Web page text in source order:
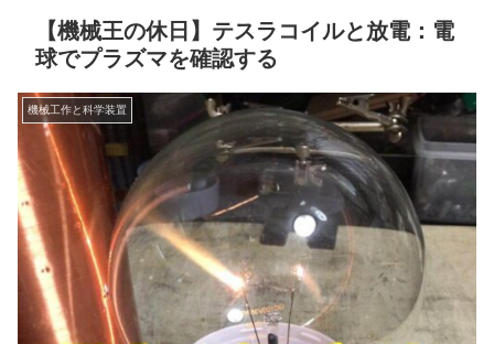
【機械王の休日】テスラコイルと放電：電
球でプラズマを確認する
機械工作と科学装置